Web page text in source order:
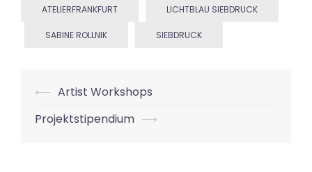
ATELIERFRANKFURT LICHTBLAU SIEBDRUCK
SABINE ROLLNIK SIEBDRUCK
Beitrags-
⟵ Artist Workshops
Projektstipendium ⟶